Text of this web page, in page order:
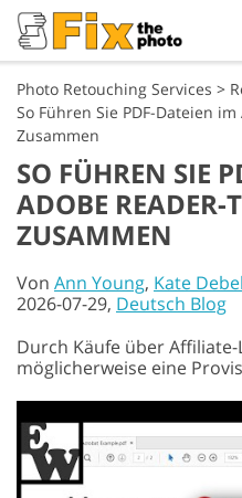
Photo Retouching Services >
So Führen Sie PDF-Dateien
Zusammen
SO FÜHREN SIE
ADOBE READER-
ZUSAMMEN
Von Ann Young, Kate
2026-07-29, Deutsch Blog
Durch Käufe über
möglicherweise eine